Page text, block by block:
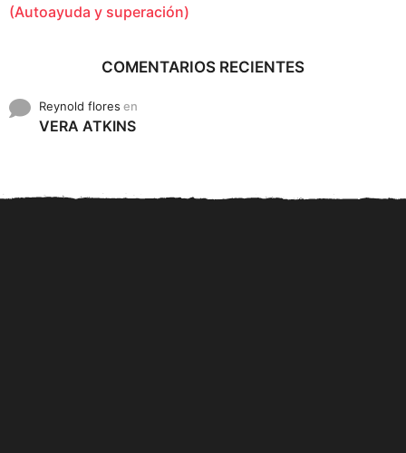
(Autoayuda y superación)
COMENTARIOS RECIENTES
Reynold flores en
VERA ATKINS